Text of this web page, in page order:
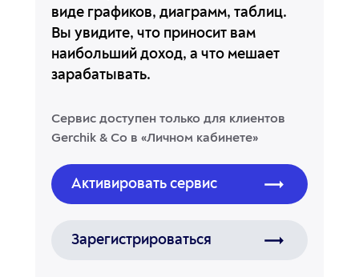
виде графиков, диаграмм, таблиц.
Вы увидите, что приносит вам
наибольший доход, а что мешает
зарабатывать.
Сервис доступен только для клиентов
Gerchik & Co в «Личном кабинете»
Активировать сервис
Зарегистрироваться